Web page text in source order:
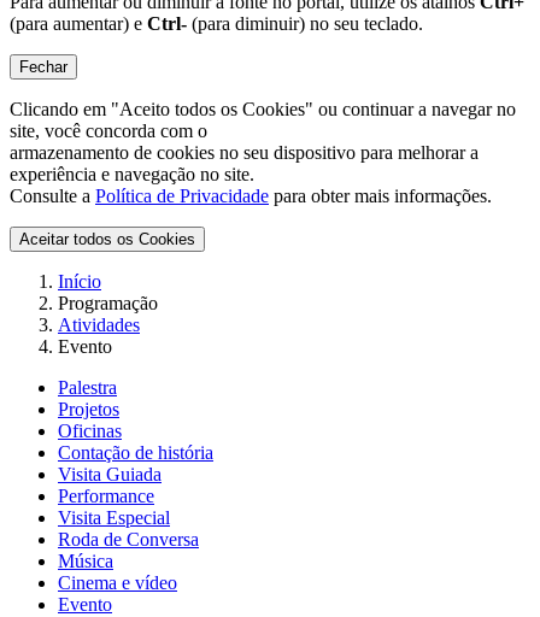
(para aumentar) e Ctrl- (para diminuir) no seu teclado.
Fechar
Clicando em "Aceito todos os Cookies" ou continuar a navegar no
site, você concorda com o
armazenamento de cookies no seu dispositivo para melhorar a
experiência e navegação no site.
Consulte a Política de Privacidade para obter mais informações.
Aceitar todos os Cookies
Início
Programação
Atividades
Evento
Palestra
Projetos
Oficinas
Contação de história
Visita Guiada
Performance
Visita Especial
Roda de Conversa
Música
Cinema e vídeo
Evento